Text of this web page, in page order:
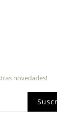
novedades!